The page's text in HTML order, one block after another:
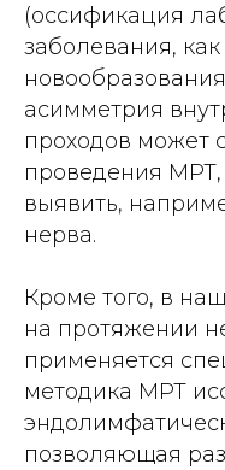
(оссификация
заболевания, как
асимметрия
проходов может
проведения МРТ,
выявить,
нерва.
Кроме того, в
на протяжении
применяется
методика МРТ
позволяющая